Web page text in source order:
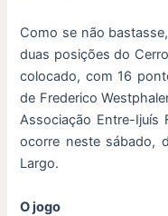
Como se não
duas posições do
colocado, com 16
de Frederico
Associação Entre-Ijuís
ocorre neste sábado,
Largo.
O jogo